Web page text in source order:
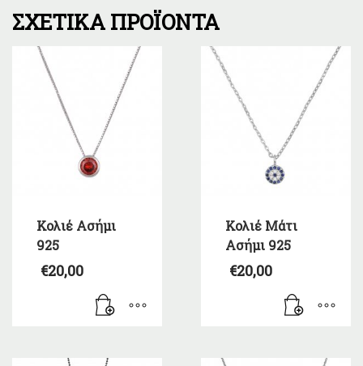
ΣΧΕΤΙΚΆ ΠΡΟΪΌΝΤΑ
Κολιέ Ασήμι
925
€20,00
Κολιέ Μάτι
Ασήμι 925
€20,00